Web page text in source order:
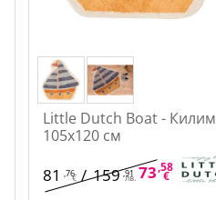
Little Dutch Boat - Килим
105х120 см
81 ,76€ /159 ,91
лв. 73,58
€ /143